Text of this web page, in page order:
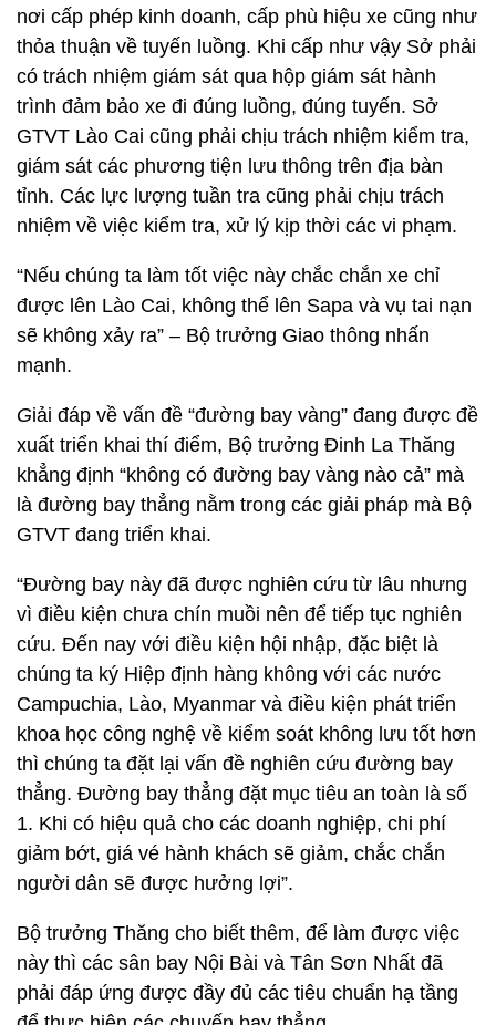
nơi cấp phép kinh doanh, cấp phù hiệu xe cũng như
thỏa thuận về tuyến luồng. Khi cấp như vậy Sở phải
có trách nhiệm giám sát qua hộp giám sát hành
trình đảm bảo xe đi đúng luồng, đúng tuyến. Sở
GTVT Lào Cai cũng phải chịu trách nhiệm kiểm tra,
giám sát các phương tiện lưu thông trên địa bàn
tỉnh. Các lực lượng tuần tra cũng phải chịu trách
nhiệm về việc kiểm tra, xử lý kịp thời các vi phạm.
“Nếu chúng ta làm tốt việc này chắc chắn xe chỉ
được lên Lào Cai, không thể lên Sapa và vụ tai nạn
sẽ không xảy ra” – Bộ trưởng Giao thông nhấn
mạnh.
Giải đáp về vấn đề “đường bay vàng” đang được đề
xuất triển khai thí điểm, Bộ trưởng Đinh La Thăng
khẳng định “không có đường bay vàng nào cả” mà
là đường bay thẳng nằm trong các giải pháp mà Bộ
GTVT đang triển khai.
“Đường bay này đã được nghiên cứu từ lâu nhưng
vì điều kiện chưa chín muồi nên để tiếp tục nghiên
cứu. Đến nay với điều kiện hội nhập, đặc biệt là
chúng ta ký Hiệp định hàng không với các nước
Campuchia, Lào, Myanmar và điều kiện phát triển
khoa học công nghệ về kiểm soát không lưu tốt hơn
thì chúng ta đặt lại vấn đề nghiên cứu đường bay
thẳng. Đường bay thẳng đặt mục tiêu an toàn là số
1. Khi có hiệu quả cho các doanh nghiệp, chi phí
giảm bớt, giá vé hành khách sẽ giảm, chắc chắn
người dân sẽ được hưởng lợi”.
Bộ trưởng Thăng cho biết thêm, để làm được việc
này thì các sân bay Nội Bài và Tân Sơn Nhất đã
phải đáp ứng được đầy đủ các tiêu chuẩn hạ tầng